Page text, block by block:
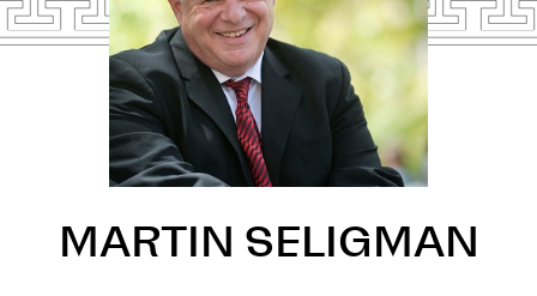
MARTIN SELIGMAN